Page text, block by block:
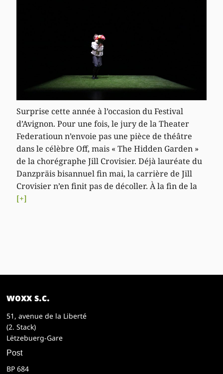
Surprise cette année à l’occasion du Festival
d’Avignon. Pour une fois, le jury de la Theater
Federatioun n’envoie pas une pièce de théâtre
dans le célèbre Off, mais « The Hidden Garden »
de la chorégraphe Jill Crovisier. Déjà lauréate du
Danzpräis bisannuel fin mai, la carrière de Jill
Crovisier n’en finit pas de décoller. À la fin de la
[+]
woxx s.c.
51, avenue de la Liberté
(2. Stack)
Lëtzebuerg-Gare
Post
BP 684